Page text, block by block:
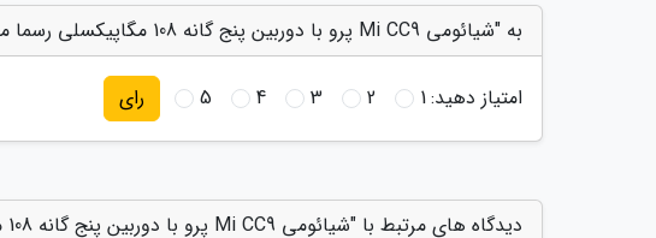
به "شیائومی Mi CC9 پرو با دوربین پنج گانه 108 مگاپیکسلی رسما معرفی گشت" امتیاز دهید
امتیاز دهید:1
2
3
4
5 رای
دیدگاه های مرتبط با "شیائومی Mi CC9 پرو با دوربین پنج گانه 108 مگاپیکسلی رسما معرفی گشت"